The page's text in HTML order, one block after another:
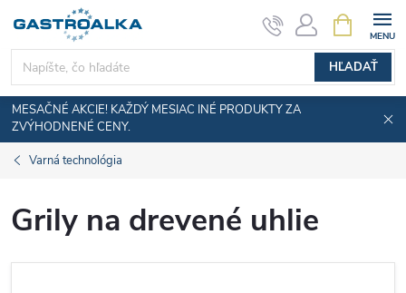
obsah
HĽADAŤ
KOŠÍK
MESAČNÉ AKCIE! KAŽDÝ MESIAC INÉ PRODUKTY ZA
ZVÝHODNENÉ CENY.
Varná technológia
Grily na drevené uhlie